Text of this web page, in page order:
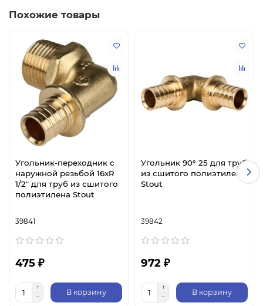
Похожие товары
Угольник-переходник с
наружной резьбой 16xR
1/2" для труб из сшитого
полиэтилена Stout
39841
475 ₽
В корзину
Угольник 90° 25 для труб
из сшитого полиэтилена
Stout
39842
972 ₽
В корзину